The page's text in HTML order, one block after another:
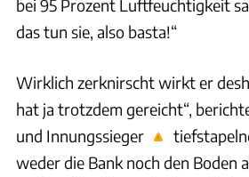
bei 95 Prozent Luftfeuchtigkeit
das tun sie, also basta!“
Wirklich zerknirscht wirkt er
hat ja trotzdem gereicht“,
und Innungssieger
weder die Bank noch den Boden